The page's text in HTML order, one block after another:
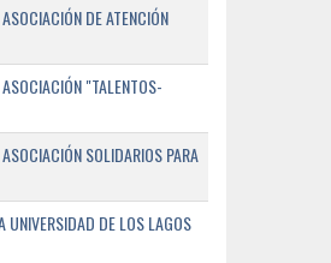
DE ATENCIÓN
"TALENTOS-
SOLIDARIOS PARA
UNIVERSIDAD DE LOS LAGOS